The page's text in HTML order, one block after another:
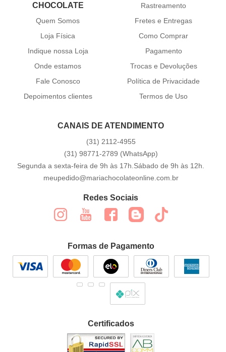
CHOCOLATE
Quem Somos
Loja Física
Indique nossa Loja
Onde estamos
Fale Conosco
Depoimentos clientes
Rastreamento
Fretes e Entregas
Como Comprar
Pagamento
Trocas e Devoluções
Política de Privacidade
Termos de Uso
CANAIS DE ATENDIMENTO
(31) 2112-4955
(31) 98771-2789 (WhatsApp)
Segunda a sexta-feira de 9h às 17h.Sábado de 9h às 12h.
meupedido@mariachocolateonline.com.br
Redes Sociais
Formas de Pagamento
Certificados